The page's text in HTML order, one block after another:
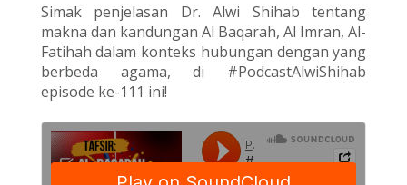
Simak penjelasan Dr. Alwi Shihab tentang
makna dan kandungan Al Baqarah, Al Imran, Al-
Fatihah dalam konteks hubungan dengan yang
berbeda agama, di #PodcastAlwiShihab
episode ke-111 ini!